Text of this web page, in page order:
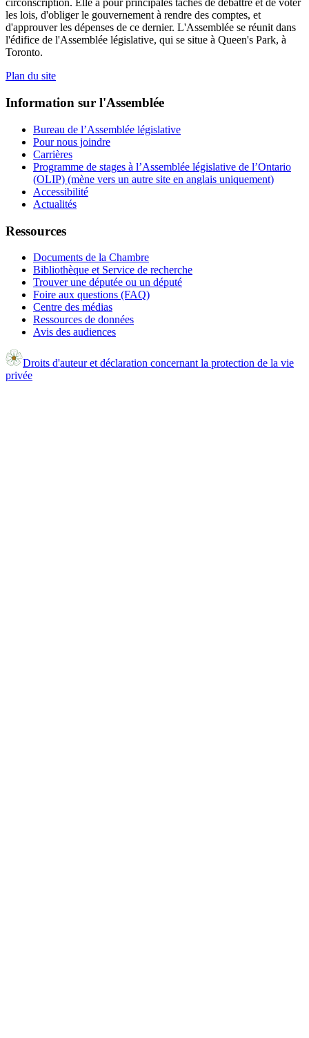
circonscription. Elle a pour principales tâches de débattre et de voter
les lois, d'obliger le gouvernement à rendre des comptes, et
d'approuver les dépenses de ce dernier. L'Assemblée se réunit dans
l'édifice de l'Assemblée législative, qui se situe à Queen's Park, à
Toronto.
Plan du site
Information sur l'Assemblée
Bureau de l’Assemblée législative
Pour nous joindre
Carrières
Programme de stages à l’Assemblée législative de l’Ontario
(OLIP) (mène vers un autre site en anglais uniquement)
Accessibilité
Actualités
Ressources
Documents de la Chambre
Bibliothèque et Service de recherche
Trouver une députée ou un député
Foire aux questions (FAQ)
Centre des médias
Ressources de données
Avis des audiences
Droits d'auteur et déclaration concernant la protection de la vie
privée